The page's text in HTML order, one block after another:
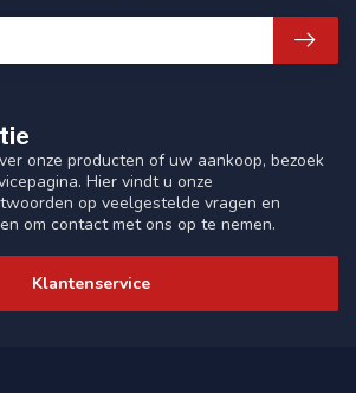
onze producten of uw aankoop, bezoek
Hier vindt u onze
op veelgestelde vragen en
om contact met ons op te nemen.
Klantenservice